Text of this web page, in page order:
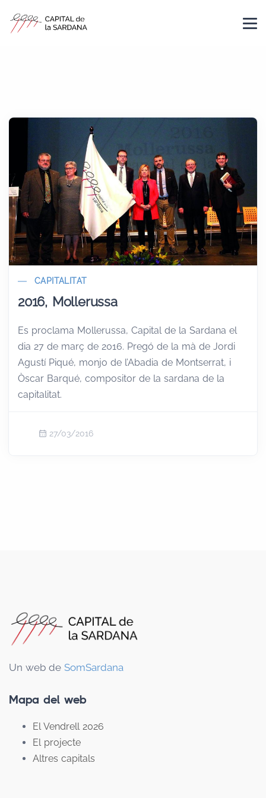
CAPITALITAT
2016, Mollerussa
Es proclama Mollerussa, Capital de la Sardana el
dia 27 de març de 2016. Pregó de la mà de Jordi
Agustí Piqué, monjo de l’Abadia de Montserrat, i
Òscar Barqué, compositor de la sardana de la
capitalitat.
27/03/2016
Un web de SomSardana
Mapa del web
El Vendrell 2026
El projecte
Altres capitals